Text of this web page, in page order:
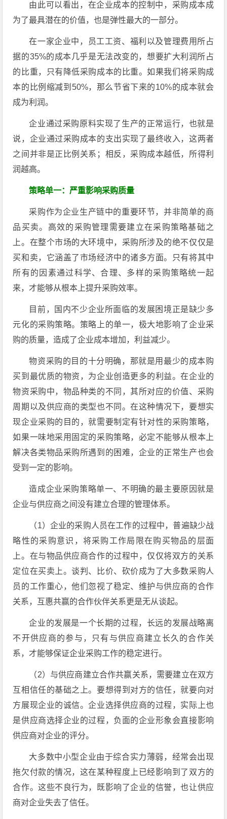
由此可以看出，在企业成本的控制中，采购成本成
为了最具潜在的价值，也是弹性最大的一部分。
在一家企业中，员工工资、福利以及管理费用所占
据的35%的成本几乎是无法改变的，想要扩大利润所占
的比重，只有降低采购成本的比重。如果我们将采购成
本的比例缩减到50%，那么节省下来的10%的成本就会
成为利润。
企业通过采购原料实现了生产的正常运行，也就是
说，企业通过采购成本的支出实现了最终收入，这两者
之间并非是正比例关系；相反，采购成本越低，所得利
润越高。
策略单一：严重影响采购质量
采购作为企业生产链中的重要环节，并非简单的商
品买卖。高效的采购管理需要建立在采购策略基础之
上。在整个市场的大环境中，采购所涉及的绝不仅仅是
买和卖，它涵盖了市场经济中的诸多方面。只有将其中
所有的因素通过科学、合理、多样的采购策略统一起
来，才能够从根本上提升采购效率。
目前，国内不少企业所面临的发展困境正是缺少多
元化的采购策略。策略上的单一，极大地影响了企业采
购的质量，造成了企业成本增加，利益减少。
物资采购的目的十分明确，那就是用最少的成本购
买到最优质的物资，为企业创造更多的利益。在企业的
物资采购中，物品种类的不同，其所对应的价值、采购
周期以及供应商的类型也不同。在这种情况下，要想实
现企业采购的目的，就需要制定有针对性的采购策略，
如果一味地采用固定的采购策略，必定不能够从根本上
解决各类物品采购所遇到的困难，企业的正常生产也会
受到一定的影响。
造成企业采购策略单一、不明确的最主要原因就是
企业与供应商之间没有建立合理的管理体系。
（1）企业的采购人员在工作的过程中，普遍缺少战
略性的采购意识，将采购工作局限在购买物品的层面
上。在与物品供应商合作的过程中，仅仅将双方的关系
定位在买卖上。谈判、比价、砍价成为了大多数采购人
员的工作重心，他们忽视了稳定、维护与供应商的合作
关系，互惠共赢的合作伙伴关系更是无从谈起。
企业的发展是一个长期的过程，长远的发展战略离
不开供应商的参与，只有与供应商建立长久的合作关
系，才能够保证企业采购工作的稳定进行。
（2）与供应商建立合作共赢关系，需要建立在双方
互相信任的基础之上。要想得到对方的信任，就要向对
方展现企业的诚信。企业选择供应商的过程，实际上也
是供应商选择企业的过程，负面的企业形象会直接影响
供应商对企业的评分。
大多数中小型企业由于综合实力薄弱，经常会出现
拖欠付款的情况，这在某种程度上已经影响到了双方的
合作。这些不良行为，既影响了企业的信誉，也让供应
商对企业失去了信任。